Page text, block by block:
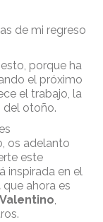
de mi regreso
porque ha
el próximo
el trabajo, la
otoño.
os adelanto
este
inspirada en el
que ahora es
Valentino,